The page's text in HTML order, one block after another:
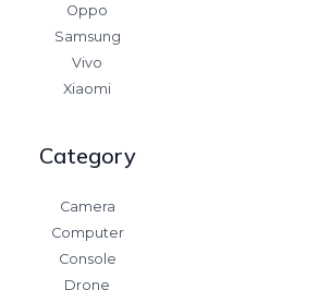
Oppo
Samsung
Vivo
Xiaomi
Category
Camera
Computer
Console
Drone